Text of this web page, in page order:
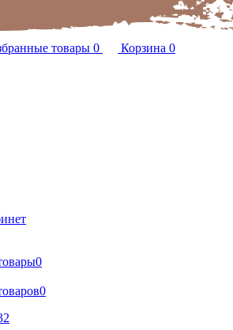
товары 0 Корзина 0
0
0